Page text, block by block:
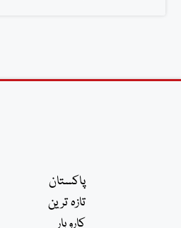
پاکستان
تازہ ترین
کاروبار